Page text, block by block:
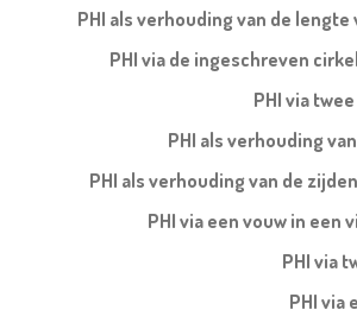
PHI als verhouding van de
PHI via de ingeschreven
PHI via
PHI als verhouding
PHI als verhouding van de
PHI via een vouw in een
PHI via
PHI via